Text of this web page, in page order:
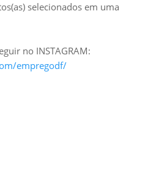
selecionados em uma
no INSTAGRAM:
empregodf/